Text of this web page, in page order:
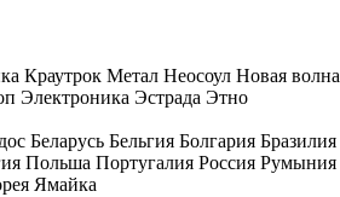
Краутрок Метал Неосоул Новая волна
Электроника Эстрада Этно
Беларусь Бельгия Болгария Бразилия
Польша Португалия Россия Румыния
Ямайка